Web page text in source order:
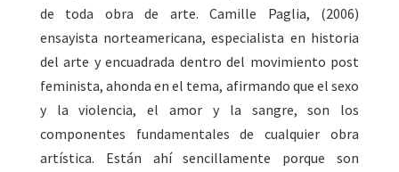
de toda obra de arte. Camille Paglia, (2006)
ensayista norteamericana, especialista en historia
del arte y encuadrada dentro del movimiento post
feminista, ahonda en el tema, afirmando que el sexo
y la violencia, el amor y la sangre, son los
componentes fundamentales de cualquier obra
artística. Están ahí sencillamente porque son